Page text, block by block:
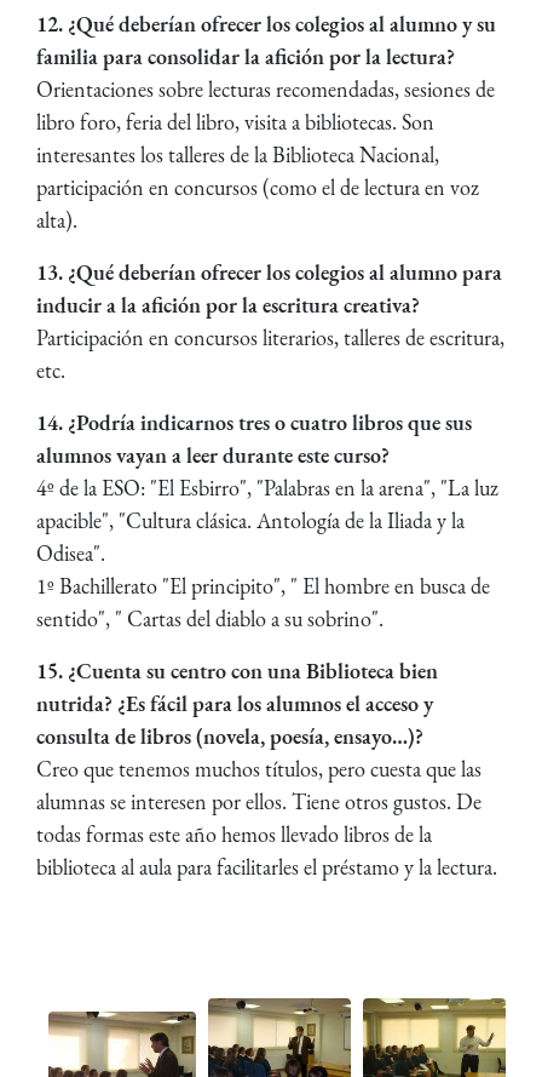
12. ¿Qué deberían ofrecer los colegios al alumno y su
familia para consolidar la afición por la lectura?
Orientaciones sobre lecturas recomendadas, sesiones de
libro foro, feria del libro, visita a bibliotecas. Son
interesantes los talleres de la Biblioteca Nacional,
participación en concursos (como el de lectura en voz
alta).
13. ¿Qué deberían ofrecer los colegios al alumno para
inducir a la afición por la escritura creativa?
Participación en concursos literarios, talleres de escritura,
etc.
14. ¿Podría indicarnos tres o cuatro libros que sus
alumnos vayan a leer durante este curso?
4º de la ESO: "El Esbirro", "Palabras en la arena", "La luz
apacible", "Cultura clásica. Antología de la Iliada y la
Odisea".
1º Bachillerato "El principito", " El hombre en busca de
sentido", " Cartas del diablo a su sobrino".
15. ¿Cuenta su centro con una Biblioteca bien
nutrida? ¿Es fácil para los alumnos el acceso y
consulta de libros (novela, poesía, ensayo…)?
Creo que tenemos muchos títulos, pero cuesta que las
alumnas se interesen por ellos. Tiene otros gustos. De
todas formas este año hemos llevado libros de la
biblioteca al aula para facilitarles el préstamo y la lectura.